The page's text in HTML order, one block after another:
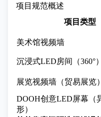
项目规范概述
项目类型
美术馆视频墙
沉浸式LED房间（360°）
展览视频墙（贸易展览）
DOOH创意LED屏幕（
形）